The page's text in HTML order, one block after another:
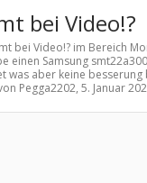
bei Video!?
bei Video!? im Bereich
einen Samsung
aber keine besserung
Pegga2202, 5. Januar